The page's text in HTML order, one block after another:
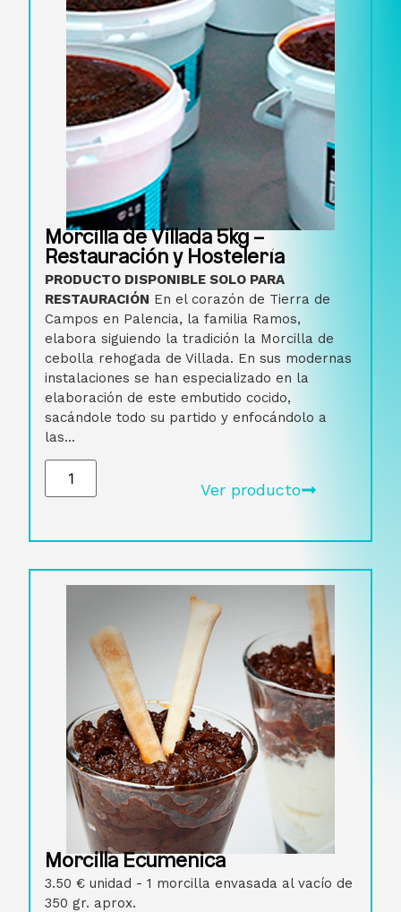
Morcilla de Villada 5kg –
Restauración y Hostelería
PRODUCTO DISPONIBLE SOLO PARA
RESTAURACIÓN En el corazón de Tierra de
Campos en Palencia, la familia Ramos,
elabora siguiendo la tradición la Morcilla de
cebolla rehogada de Villada. En sus modernas
instalaciones se han especializado en la
elaboración de este embutido cocido,
sacándole todo su partido y enfocándolo a
las...
Ver producto
Morcilla Ecuménica
3.50 € unidad - 1 morcilla envasada al vacío de
350 gr. aprox.